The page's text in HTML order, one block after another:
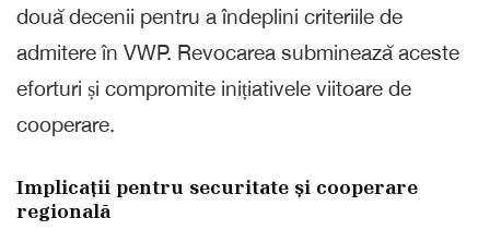
două decenii pentru a îndeplini criteriile de
admitere în VWP. Revocarea subminează aceste
eforturi și compromite inițiativele viitoare de
cooperare.
Implicații pentru securitate și cooperare
regională